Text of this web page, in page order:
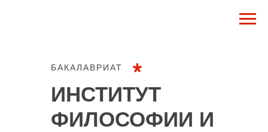
БАКАЛАВРИАТ
ИНСТИТУТ
ФИЛОСОФИИ И